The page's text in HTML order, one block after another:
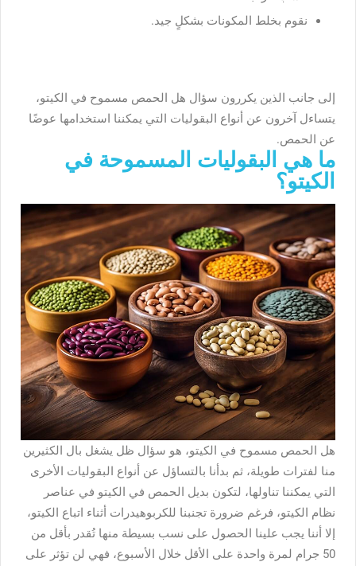
نقوم بخلط المكونات بشكلٍ جيد.
إلى جانب الذين يكررون سؤال هل الحمص مسموح في الكيتو،
يتساءل آخرون عن أنواع البقوليات التي يمكننا استخدامها عوضًا
عن الحمص.
ما هي البقوليات المسموحة في
الكيتو؟
هل الحمص مسموح في الكيتو، هو سؤال ظل يشغل بال الكثيرين
منا لفترات طويلة، ثم بدأنا بالتساؤل عن أنواع البقوليات الأخرى
التي يمكننا تناولها، لتكون بديل الحمص في الكيتو في عناصر
نظام الكيتو، فرغم ضرورة تجنبنا للكربوهيدرات أثناء اتباع الكيتو،
إلا أننا يجب علينا الحصول على نسب بسيطة منها تُقدر بأقل من
50 جرام لمرة واحدة على الأقل خلال الأسبوع، فهي لن تؤثر على